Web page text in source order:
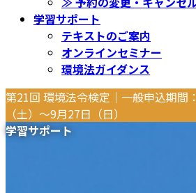
学習サポート
テキストのご案内
オンラインセミナー
環境法ガイダンス
第21回 環境法令検定｜一般申込期間
（土）〜9月27日（日）
学習サポート